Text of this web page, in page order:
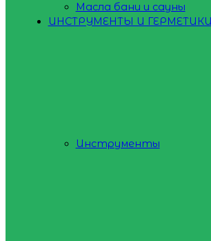
Масла бани и сауны
ИНСТРУМЕНТЫ И ГЕРМЕТИКИ
Инструменты